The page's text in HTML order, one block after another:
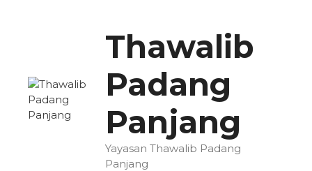
Thawalib
Padang
Panjang
Yayasan Thawalib Padang
Panjang